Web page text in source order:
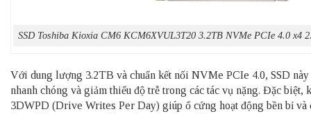
SSD Toshiba Kioxia CM6 KCM6XVUL3T20 3.2TB NVMe PCIe 4.0 x4
Với dung lượng 3.2TB và chuẩn kết nối NVMe PCIe 4.0, SSD
nhanh chóng và giảm thiểu độ trễ trong các tác vụ nặng. Đặc biệt,
3DWPD (Drive Writes Per Day) giúp ổ cứng hoạt động bền bỉ và